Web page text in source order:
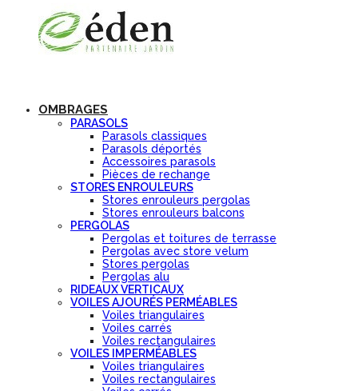
OMBRAGES
PARASOLS
Parasols classiques
Parasols déportés
Accessoires parasols
Pièces de rechange
STORES ENROULEURS
Stores enrouleurs pergolas
Stores enrouleurs balcons
PERGOLAS
Pergolas et toitures de terrasse
Pergolas avec store velum
Stores pergolas
Pergolas alu
RIDEAUX VERTICAUX
VOILES AJOURÉS PERMÉABLES
Voiles triangulaires
Voiles carrés
Voiles rectangulaires
VOILES IMPERMÉABLES
Voiles triangulaires
Voiles rectangulaires